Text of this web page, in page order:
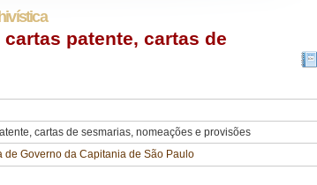
patente, cartas de
cartas de sesmarias, nomeações e provisões
de Governo da Capitania de São Paulo